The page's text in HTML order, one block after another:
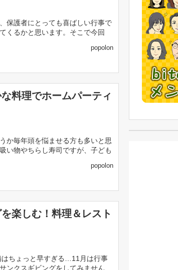
保護者にとっても喜ばしい行事で
くるかと思います。そこで今回
popolon
料理でホームパーティ
か毎年頭を悩ませる方も多いと思
い物やちらし寿司ですが、子ども
popolon
楽しむ！料理＆レスト
ちょっと早すぎる…11月は行事
ンクスギビングをしてみません